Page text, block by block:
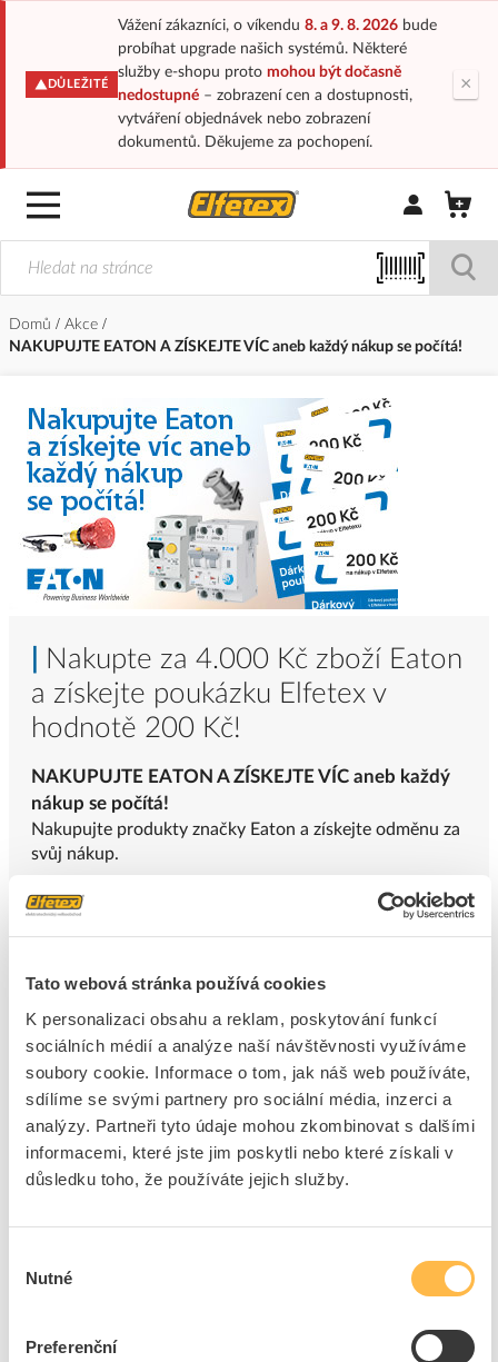
Tato webová stránka používá cookies
K personalizaci obsahu a reklam, poskytování funkcí
sociálních médií a analýze naší návštěvnosti využíváme
soubory cookie. Informace o tom, jak náš web používáte,
sdílíme se svými partnery pro sociální média, inzerci a
analýzy. Partneři tyto údaje mohou zkombinovat s dalšími
informacemi, které jste jim poskytli nebo které získali v
důsledku toho, že používáte jejich služby.
souhlasu
Nutné
Preferenční
DŮLEŽITÉ
Vážení zákazníci, o víkendu 8. a 9. 8. 2026bude
probíhat upgrade našich systémů. Některé
služby e-shopu proto mohou být dočasně
nedostupné– zobrazení cen a dostupnosti,
vytváření objednávek nebo zobrazení
dokumentů. Děkujeme za pochopení.
×
Přihlásit/
Domů
Akce
NAKUPUJTE EATON A ZÍSKEJTE VÍC aneb každý nákup se počítá!
Nakupte za 4.000 Kč zboží Eaton
a získejte poukázku Elfetex v
hodnotě 200 Kč!
NAKUPUJTE EATON A ZÍSKEJTE VÍC aneb každý
nákup se počítá!
Nakupujte produkty značky Eaton a získejte odměnu za
svůj nákup.
zákazník při nákupu na pobočkách Elfetex dárkovou
poukázku v hodnotě 200 Kč na další nákup.
Podmínky akce:
Akce platí od 1. 6. 2026 do rozdání poukázek
Zákazník může během trvání akce získat
maximálně 20 kusů poukázek
Dárková poukázka je určena pro další osobní
nákup na pobočkách Elfetex
Nárok na poukázku vzniká na základě
uskutečněného nákupu produktů Eaton na
Využijte akci, doplňte zásoby a získejte bonus za každý